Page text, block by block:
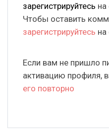
зарегистрируйтесь на
Чтобы оставить
зарегистрируйтесь на
Если вам не пришло
активацию профиля,
его повторно